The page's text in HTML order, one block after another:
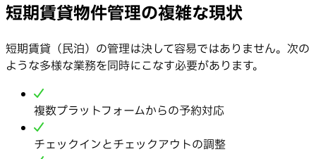
短期賃貸物件管理の複雑な現状
短期賃貸（民泊）の管理は決して容易ではありません。次の
ような多様な業務を同時にこなす必要があります。
複数プラットフォームからの予約対応
チェックインとチェックアウトの調整